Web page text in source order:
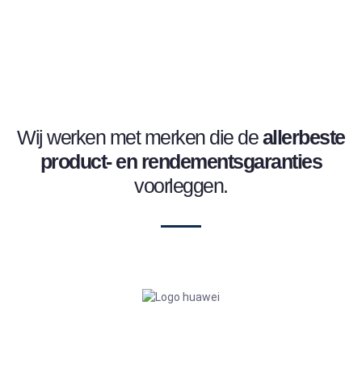
Wij werken met merken die deallerbeste
product- en rendementsgaranties
voorleggen.